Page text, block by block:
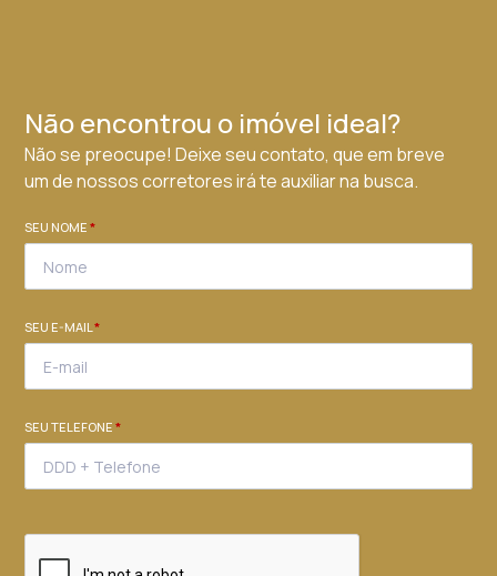
Não encontrou o imóvel ideal?
Não se preocupe! Deixe seu contato, que em breve
um de nossos corretores irá te auxiliar na busca.
SEU NOME*
SEU E-MAIL*
SEU TELEFONE*